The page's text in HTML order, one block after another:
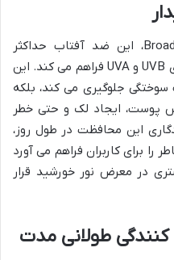
با SPF50 و قابلیت Broad-Spectrum، این ضد آفتاب حداکثر
محافظت ممکن را در برابر اشعه های UVB و UVA فراهم می کند. این
جلوگیری می کند، بلکه
پوست، ایجاد لک و حتی خطر
این محافظت در طول روز،
را برای کاربران فراهم می آورد
در معرض نور خورشید قرار
طولانی مدت